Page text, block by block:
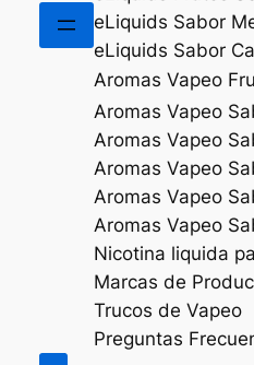
eLiquids Sabor
eLiquids Sabor
Aromas Vapeo
Aromas Vapeo
Aromas Vapeo
Aromas Vapeo
Aromas Vapeo
Aromas Vapeo
Nicotina liquida
Marcas de
Trucos de Vapeo
Preguntas